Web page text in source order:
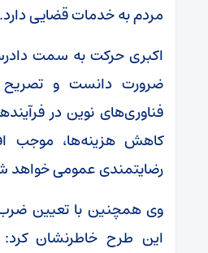
مردم به خدمات قضایی دارد.
اکبری حرکت به سمت
ضرورت دانست و تصریح
فناوری‌های نوین در
کاهش هزینه‌ها، موجب
رضایتمندی عمومی خواهد
وی همچنین با تعیین
این طرح خاطرنشان کرد: